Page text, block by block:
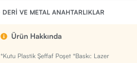
DERI VE METAL ANAHTARLIKLAR
Ürün Hakkında
*Kutu Plastik Şeffaf Poşet *Baskı: Lazer